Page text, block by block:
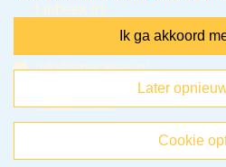
Liebeek 81
6715HP Ede NL
info@snackeys.nl
0622669624
ik ga akkoord
later
cookie